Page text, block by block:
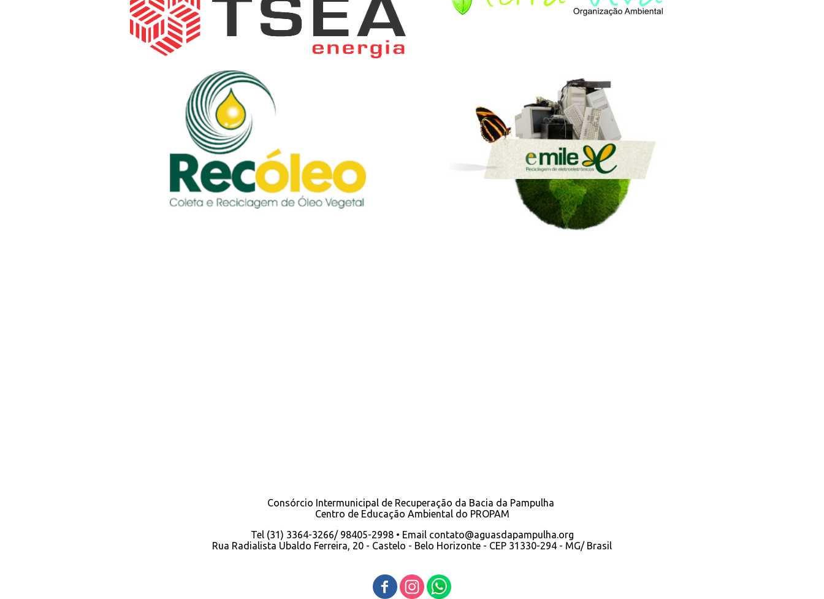
Consórcio Intermunicipal de Recuperação da Bacia da Pampulha
Centro de Educação Ambiental do PROPAM
Tel (31) 3364-3266/ 98405-2998 • Email contato@aguasdapampulha.org
Rua Radialista Ubaldo Ferreira, 20 - Castelo - Belo Horizonte - CEP 31330-294 - MG/ Brasil